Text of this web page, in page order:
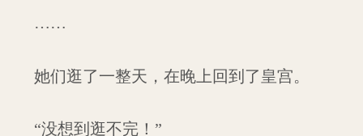
……
她们逛了一整天，在晚上回到了皇宫。
“没想到逛不完！”